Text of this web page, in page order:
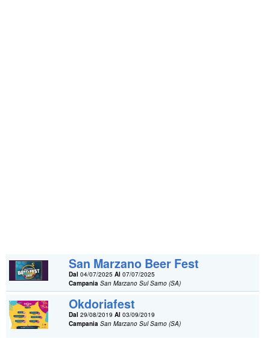
San Marzano Beer Fest
Dal 04/07/2025Al 07/07/2025
Campania San Marzano Sul Sarno (SA)
Okdoriafest
Dal 29/08/2019Al 03/09/2019
Campania San Marzano Sul Sarno (SA)